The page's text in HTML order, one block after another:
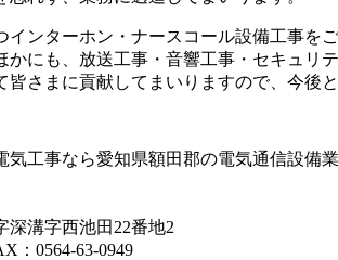
インターホン・ナースコール設備工事を
かにも、放送工事・音響工事・セキュリ
皆さまに貢献してまいりますので、今
気工事なら愛知県額田郡の電気通信設備
深溝字西池田22番地2
：0564-63-0949